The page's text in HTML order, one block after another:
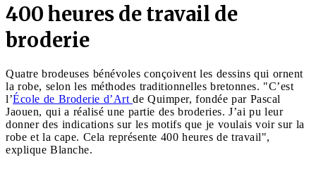
400 heures de travail de
broderie
Quatre brodeuses bénévoles conçoivent les dessins qui ornent
la robe, selon les méthodes traditionnelles bretonnes. "C’est
l’École de Broderie d’Art de Quimper, fondée par Pascal
Jaouen, qui a réalisé une partie des broderies. J’ai pu leur
donner des indications sur les motifs que je voulais voir sur la
robe et la cape. Cela représente 400 heures de travail",
explique Blanche.